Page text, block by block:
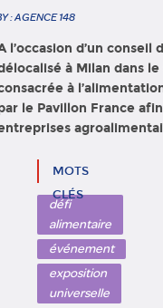
: AGENCE 148
l’occasion d’un
à Milan dans
à
le Pavillon France
MOTS
CLÉS
défi
alimentaire
événement
exposition
universelle